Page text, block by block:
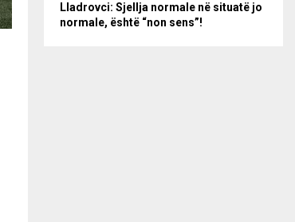
Lladrovci: Sjellja normale në situatë jo
normale, është “non sens”!